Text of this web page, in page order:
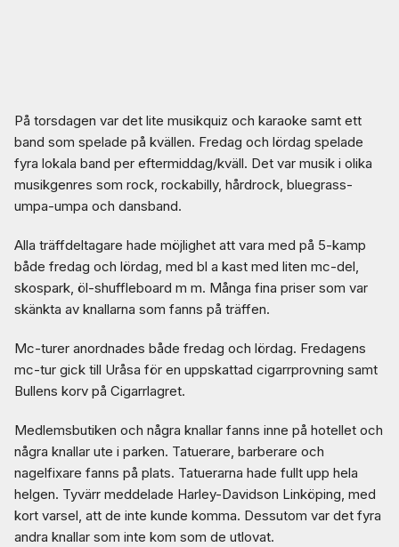
På torsdagen var det lite musikquiz och karaoke samt ett
band som spelade på kvällen. Fredag och lördag spelade
fyra lokala band per eftermiddag/kväll. Det var musik i olika
musikgenres som rock, rockabilly, hårdrock, bluegrass-
umpa-umpa och dansband.
Alla träffdeltagare hade möjlighet att vara med på 5-kamp
både fredag och lördag, med bl a kast med liten mc-del,
skospark, öl-shuffleboard m m. Många fina priser som var
skänkta av knallarna som fanns på träffen.
Mc-turer anordnades både fredag och lördag. Fredagens
mc-tur gick till Uråsa för en uppskattad cigarrprovning samt
Bullens korv på Cigarrlagret.
Medlemsbutiken och några knallar fanns inne på hotellet och
några knallar ute i parken. Tatuerare, barberare och
nagelfixare fanns på plats. Tatuerarna hade fullt upp hela
helgen. Tyvärr meddelade Harley-Davidson Linköping, med
kort varsel, att de inte kunde komma. Dessutom var det fyra
andra knallar som inte kom som de utlovat.